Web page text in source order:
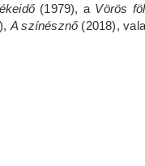
(1979), a Vörös
A színésznő(2018),